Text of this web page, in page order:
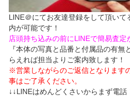
LINE＠にてお友達登録をして頂いて
内が可能です！
店頭持ち込みの前にLINEで簡易査定
『本体の写真と品番と付属品の有無
らえれば担当よりご案内致します！
※営業しながらのご返信となります
事はご了承ください。
↓↓LINEはめんどくさいからまず電